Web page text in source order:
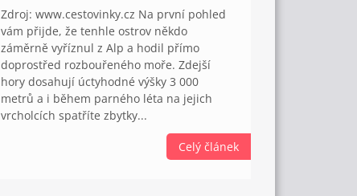
Zdroj: www.cestovinky.cz Na první pohled
vám přijde, že tenhle ostrov někdo
záměrně vyříznul z Alp a hodil přímo
doprostřed rozbouřeného moře. Zdejší
hory dosahují úctyhodné výšky 3 000
metrů a i během parného léta na jejich
vrcholcích spatříte zbytky...
Celý článek